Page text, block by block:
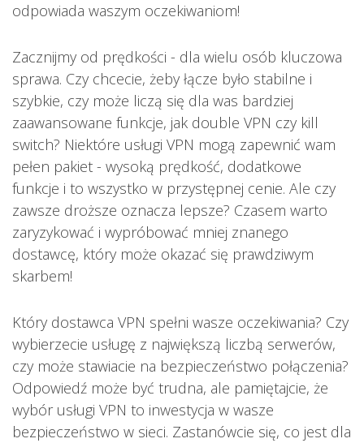
odpowiada waszym oczekiwaniom!
Zacznijmy od prędkości - dla wielu osób kluczowa
sprawa. Czy chcecie, żeby łącze było stabilne i
szybkie, czy może liczą się dla was bardziej
zaawansowane funkcje, jak double VPN czy kill
switch? Niektóre usługi VPN mogą zapewnić wam
pełen pakiet - wysoką prędkość, dodatkowe
funkcje i to wszystko w przystępnej cenie. Ale czy
zawsze droższe oznacza lepsze? Czasem warto
zaryzykować i wypróbować mniej znanego
dostawcę, który może okazać się prawdziwym
skarbem!
Który dostawca VPN spełni wasze oczekiwania? Czy
wybierzecie usługę z największą liczbą serwerów,
czy może stawiacie na bezpieczeństwo połączenia?
Odpowiedź może być trudna, ale pamiętajcie, że
wybór usługi VPN to inwestycja w wasze
bezpieczeństwo w sieci. Zastanówcie się, co jest dla